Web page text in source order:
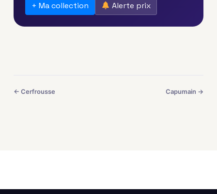
+ Ma collection Alerte prix
← Cerfrousse Capumain →